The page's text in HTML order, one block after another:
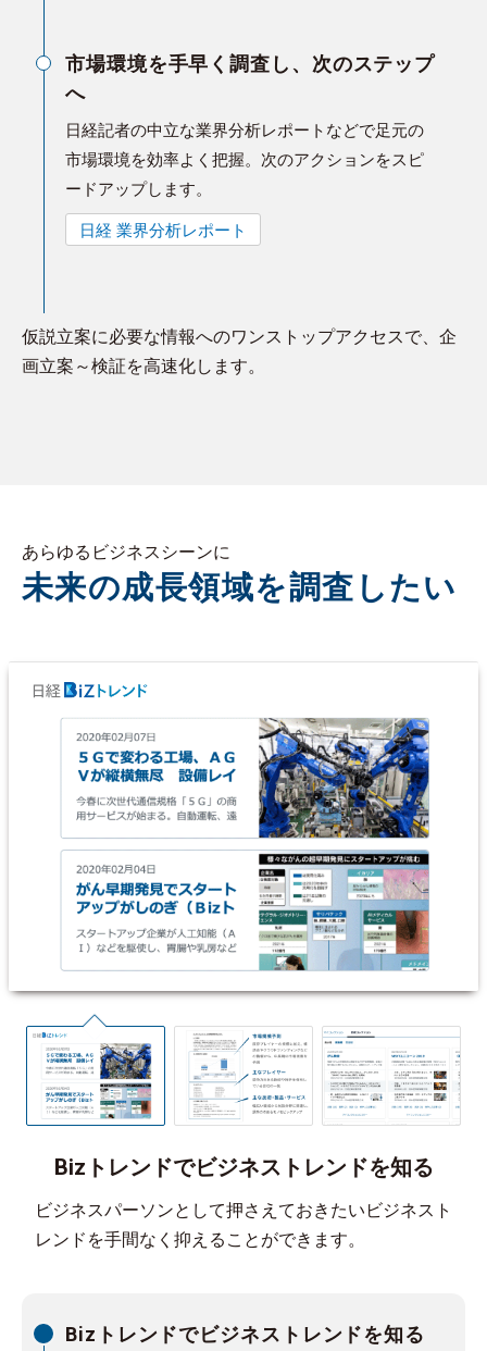
市場環境を手早く調査し、次のステップ
へ
日経記者の中立な業界分析レポートなどで足元の
市場環境を効率よく把握。次のアクションをスピ
ードアップします。
日経 業界分析レポート
仮説立案に必要な情報へのワンストップアクセスで、企
画立案～検証を高速化します。
あらゆるビジネスシーンに
未来の成長領域を調査したい
Bizトレンドでビジネストレンドを知る
Bizトレンドでビジネストレンドを知る
ビジネスパーソンとして押さえておきたいビジネスト
レンドを手間なく抑えることができます。